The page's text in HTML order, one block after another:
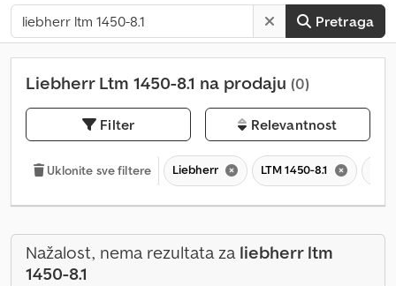
Pretraga
Liebherr Ltm 1450-8.1 na prodaju (0)
Filter Relevantnost
Uklonite sve filtere Liebherr LTM 1450-8.1
Nažalost, nema rezultata zaliebherr ltm
1450-8.1